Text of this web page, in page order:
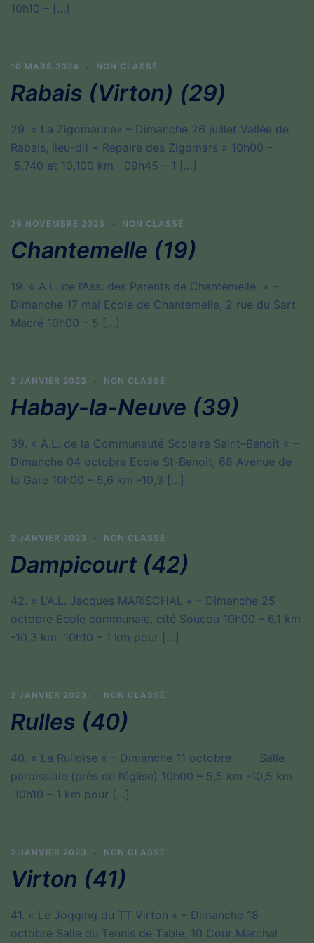
10h10 – […]
10 MARS 2024 NON CLASSÉ
Rabais (Virton) (29)
29. « La Zigomarine« – Dimanche 26 juillet Vallée de
Rabais, lieu-dit « Repaire des Zigomars » 10h00 –
5,740 et 10,100 km 09h45 – 1 […]
29 NOVEMBRE 2023 NON CLASSÉ
Chantemelle (19)
19. « A.L. de l’Ass. des Parents de Chantemelle » –
Dimanche 17 mai Ecole de Chantemelle, 2 rue du Sart
Macré 10h00 – 5 […]
2 JANVIER 2023 NON CLASSÉ
Habay-la-Neuve (39)
39. « A.L. de la Communauté Scolaire Saint–Benoît « –
Dimanche 04 octobre Ecole St-Benoit, 68 Avenue de
la Gare 10h00 – 5,6 km -10,3 […]
2 JANVIER 2023 NON CLASSÉ
Dampicourt (42)
42. « L’A.L. Jacques MARISCHAL « – Dimanche 25
octobre Ecole communale, cité Soucou 10h00 – 6,1 km
-10,3 km 10h10 – 1 km pour […]
2 JANVIER 2023 NON CLASSÉ
Rulles (40)
40. « La Rulloise « – Dimanche 11 octobre Salle
paroissiale (près de l’église) 10h00 – 5,5 km -10,5 km
10h10 – 1 km pour […]
2 JANVIER 2023 NON CLASSÉ
Virton (41)
41. « Le Jogging du TT Virton « – Dimanche 18
octobre Salle du Tennis de Table, 10 Cour Marchal